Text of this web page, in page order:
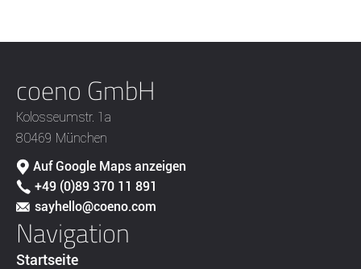
coeno GmbH
Kolosseumstr. 1a
80469 München
Auf Google Maps anzeigen
+49 (0)89 370 11 891
sayhello@coeno.com
Navigation
Startseite